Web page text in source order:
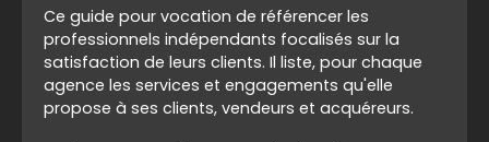
Ce guide pour vocation de référencer les
professionnels indépendants focalisés sur la
satisfaction de leurs clients. Il liste, pour chaque
agence les services et engagements qu'elle
propose à ses clients, vendeurs et acquéreurs.